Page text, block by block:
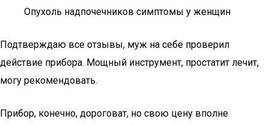
Опухоль надпочечников симптомы у женщин
Подтверждаю все отзывы, муж на себе проверил
действие прибора. Мощный инструмент, простатит лечит,
могу рекомендовать.
Прибор, конечно, дороговат, но свою цену вполне